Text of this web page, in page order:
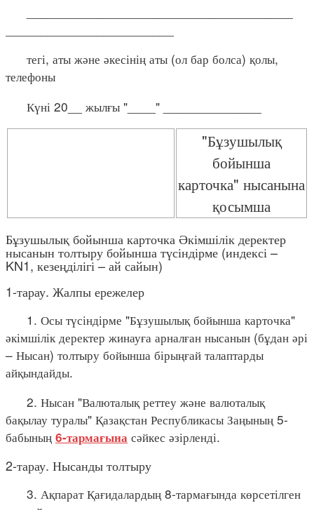
тегі, аты және әкесінің аты (ол бар болса) қолы,
телефоны
Күні 20__ жылғы "____" ______________
"Бұзушылық
бойынша
карточка" нысанына
қосымша
Бұзушылық бойынша карточка Әкімшілік деректер
нысанын толтыру бойынша түсіндірме (индексі –
KN1, кезеңділігі – ай сайын)
1-тарау. Жалпы ережелер
1. Осы түсіндірме "Бұзушылық бойынша карточка"
әкімшілік деректер жинауға арналған нысанын (бұдан әрі
– Нысан) толтыру бойынша бірыңғай талаптарды
айқындайды.
2. Нысан "Валюталық реттеу және валюталық
бақылау туралы" Қазақстан Республикасы Заңының 5-
бабының 6-тармағына сәйкес әзірленді.
2-тарау. Нысанды толтыру
3. Ақпарат Қағидалардың 8-тармағында көрсетілген